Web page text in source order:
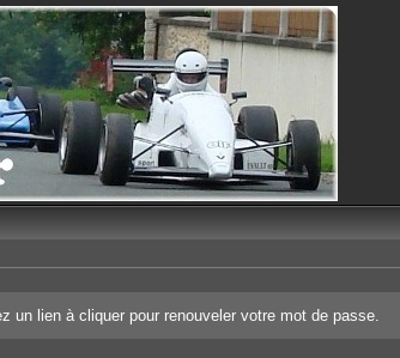
un lien à cliquer pour renouveler votre mot de passe.